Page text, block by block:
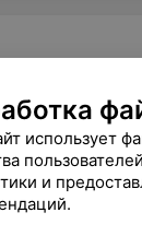
Белой
использует
и